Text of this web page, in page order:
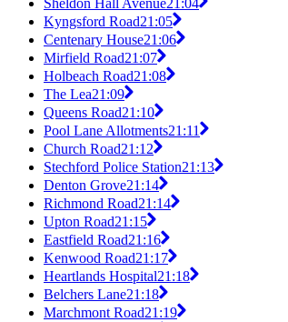
Sheldon Hall Avenue21:04
Kyngsford Road21:05
Centenary House21:06
Mirfield Road21:07
Holbeach Road21:08
The Lea21:09
Queens Road21:10
Pool Lane Allotments21:11
Church Road21:12
Stechford Police Station21:13
Denton Grove21:14
Richmond Road21:14
Upton Road21:15
Eastfield Road21:16
Kenwood Road21:17
Heartlands Hospital21:18
Belchers Lane21:18
Marchmont Road21:19